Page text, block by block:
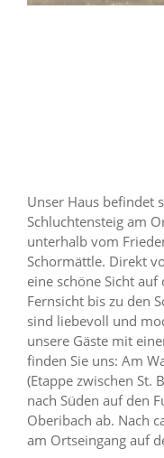
Unser Haus befindet
Schluchtensteig am
unterhalb vom
Schormättle. Direkt
eine schöne Sicht
Fernsicht bis zu den
sind liebevoll und
unsere Gäste mit
finden Sie uns: Am
(Etappe zwischen St.
nach Süden auf den
Oberibach ab. Nach
am Ortseingang auf